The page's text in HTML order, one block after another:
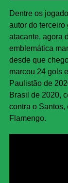
Dentre os
autor do terceiro
atacante, agora
emblemática
desde que
marcou 24 gols
Paulistão de
Brasil de 2020,
contra o Santos,
Flamengo.